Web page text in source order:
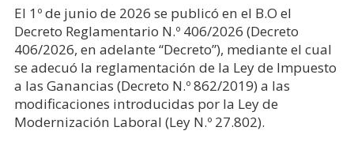
El 1º de junio de 2026 se publicó en el B.O el
Decreto Reglamentario N.º 406/2026 (Decreto
406/2026, en adelante “Decreto”), mediante el cual
se adecuó la reglamentación de la Ley de Impuesto
a las Ganancias (Decreto N.º 862/2019) a las
modificaciones introducidas por la Ley de
Modernización Laboral (Ley N.º 27.802).